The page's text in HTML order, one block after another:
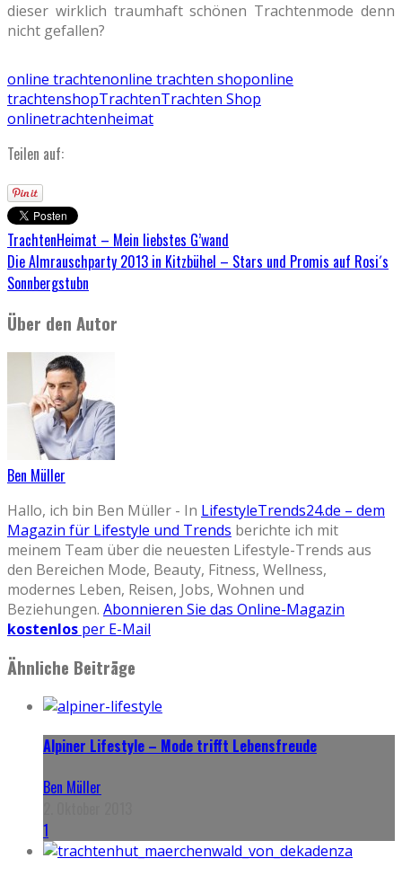
dieser wirklich traumhaft schönen Trachtenmode denn
nicht gefallen?
online trachtenonline trachten shoponline
trachtenshopTrachtenTrachten Shop
onlinetrachtenheimat
Teilen auf:
TrachtenHeimat – Mein liebstes G’wand
Die Almrauschparty 2013 in Kitzbühel – Stars und Promis auf Rosi´s
Sonnbergstubn
Über den Autor
Ben Müller
Hallo, ich bin Ben Müller - In LifestyleTrends24.de – dem
Magazin für Lifestyle und Trends berichte ich mit
meinem Team über die neuesten Lifestyle-Trends aus
den Bereichen Mode, Beauty, Fitness, Wellness,
modernes Leben, Reisen, Jobs, Wohnen und
Beziehungen. Abonnieren Sie das Online-Magazin
kostenlos per E-Mail
Ähnliche Beiträge
Alpiner Lifestyle – Mode trifft Lebensfreude
Ben Müller
1